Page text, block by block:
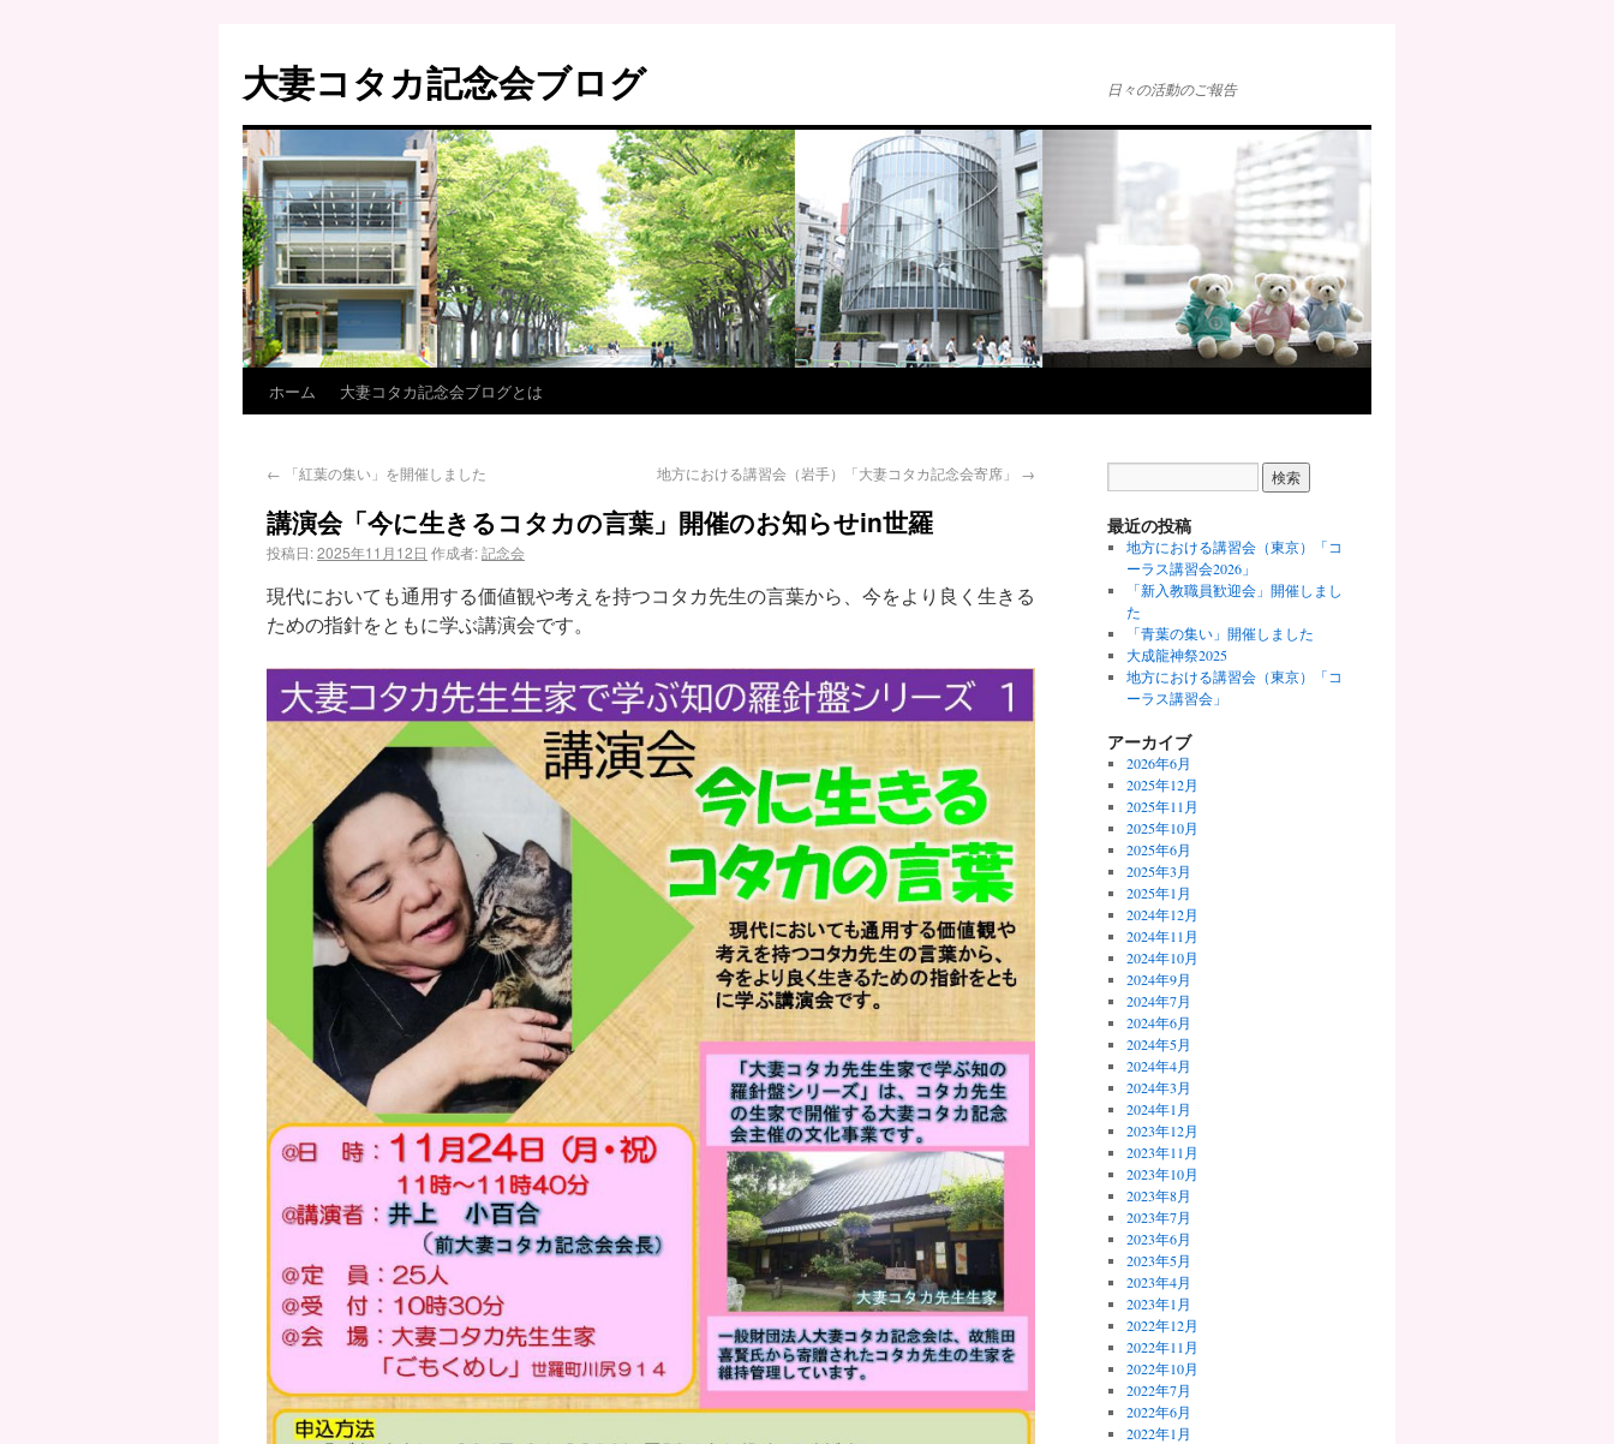
大妻コタカ記念会ブログ 日々の活動のご報告
ホーム 大妻コタカ記念会ブログとは
← 「紅葉の集い」を開催しました 地方における講習会（岩手）「大妻コタカ記念会寄席」 →
講演会「今に生きるコタカの言葉」開催のお知らせin世羅
投稿日:2025年11月12日 作成者:記念会
現代においても通用する価値観や考えを持つコタカ先生の言葉から、今をより良く生きる
ための指針をともに学ぶ講演会です。
最近の投稿
地方における講習会（東京）「コ
ーラス講習会2026」
「新入教職員歓迎会」開催しまし
た
「青葉の集い」開催しました
大成龍神祭2025
地方における講習会（東京）「コ
ーラス講習会」
アーカイブ
2026年6月
2025年12月
2025年11月
2025年10月
2025年6月
2025年3月
2025年1月
2024年12月
2024年11月
2024年10月
2024年9月
2024年7月
2024年6月
2024年5月
2024年4月
2024年3月
2024年1月
2023年12月
2023年11月
2023年10月
2023年8月
2023年7月
2023年6月
2023年5月
2023年4月
2023年1月
2022年12月
2022年11月
2022年10月
2022年7月
2022年6月
2022年1月